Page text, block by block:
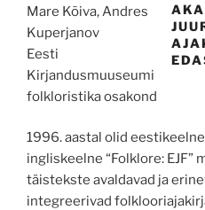
Mare Kõiva, Andres
Kuperjanov
Eesti
Kirjandusmuuseumi
folkloristika osakond
1996. aastal olid
ingliskeelne “Folklore: EJF”
täistekste avaldavad ja
integreerivad